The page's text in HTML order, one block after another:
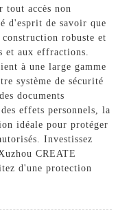
tout accès non
d'esprit de savoir que
robuste et
et aux effractions.
à une large gamme
système de sécurité
documents
effets personnels, la
idéale pour protéger
Investissez
CREATE
d'une protection